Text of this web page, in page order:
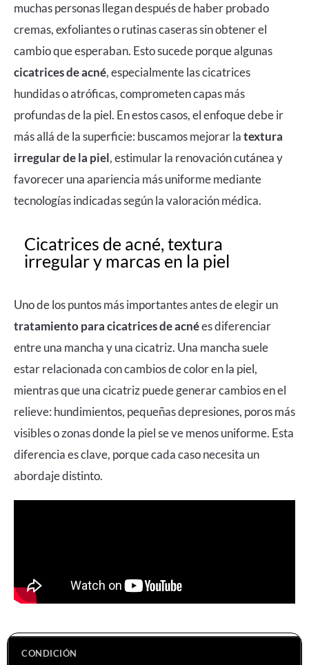
muchas personas llegan después de haber probado
cremas, exfoliantes o rutinas caseras sin obtener el
cambio que esperaban. Esto sucede porque algunas
cicatrices de acné, especialmente las cicatrices
hundidas o atróficas, comprometen capas más
profundas de la piel. En estos casos, el enfoque debe ir
más allá de la superficie: buscamos mejorar latextura
irregular de la piel, estimular la renovación cutánea y
favorecer una apariencia más uniforme mediante
tecnologías indicadas según la valoración médica.
Cicatrices de acné, textura
irregular y marcas en la piel
Uno de los puntos más importantes antes de elegir un
tratamiento para cicatrices de acnées diferenciar
entre una mancha y una cicatriz. Una mancha suele
estar relacionada con cambios de color en la piel,
mientras que una cicatriz puede generar cambios en el
relieve: hundimientos, pequeñas depresiones, poros más
visibles o zonas donde la piel se ve menos uniforme. Esta
diferencia es clave, porque cada caso necesita un
abordaje distinto.